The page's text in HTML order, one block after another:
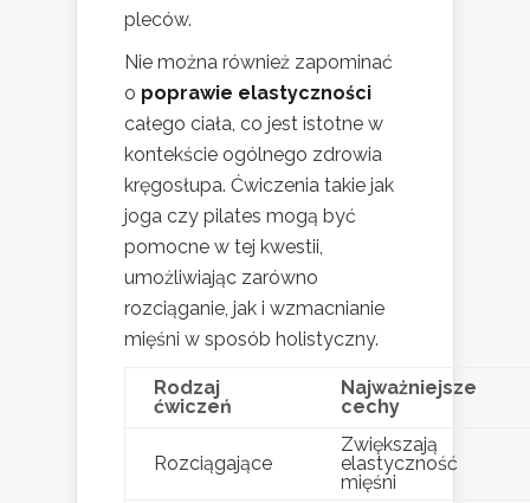
pleców.
Nie można również zapominać
o poprawie elastyczności
całego ciała, co jest istotne w
kontekście ogólnego zdrowia
kręgosłupa. Ćwiczenia takie jak
joga czy pilates mogą być
pomocne w tej kwestii,
umożliwiając zarówno
rozciąganie, jak i wzmacnianie
mięśni w sposób holistyczny.
Rodzaj
ćwiczeń
Najważniejsze
cechy
Rozciągające
Zwiększają
elastyczność
mięśni